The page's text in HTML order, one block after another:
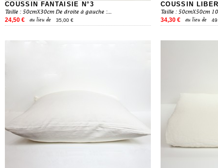
COUSSIN FANTAISIE N°3
Taille : 50cmX30cm De droite à gauche :...
24,50 €
au lieu de 35,00 €
COUSSIN
Taille : 50cmX50cm
34,30 €
au lieu de